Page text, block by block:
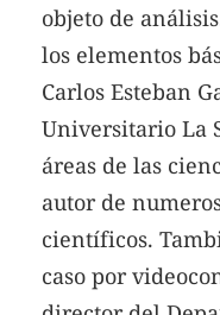
objeto de
los elementos
Carlos Esteban
Universitario La
áreas de las
autor de
científicos.
caso por